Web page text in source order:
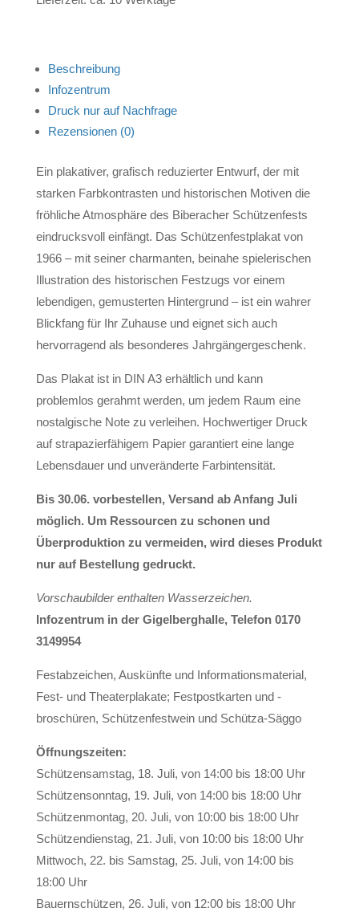
Beschreibung
Infozentrum
Druck nur auf Nachfrage
Rezensionen (0)
Ein plakativer, grafisch reduzierter Entwurf, der mit
starken Farbkontrasten und historischen Motiven die
fröhliche Atmosphäre des Biberacher Schützenfests
eindrucksvoll einfängt. Das Schützenfestplakat von
1966 – mit seiner charmanten, beinahe spielerischen
Illustration des historischen Festzugs vor einem
lebendigen, gemusterten Hintergrund – ist ein wahrer
Blickfang für Ihr Zuhause und eignet sich auch
hervorragend als besonderes Jahrgängergeschenk.
Das Plakat ist in DIN A3 erhältlich und kann
problemlos gerahmt werden, um jedem Raum eine
nostalgische Note zu verleihen. Hochwertiger Druck
auf strapazierfähigem Papier garantiert eine lange
Lebensdauer und unveränderte Farbintensität.
Bis 30.06. vorbestellen, Versand ab Anfang Juli
möglich. Um Ressourcen zu schonen und
Überproduktion zu vermeiden, wird dieses Produkt
nur auf Bestellung gedruckt.
Vorschaubilder enthalten Wasserzeichen.
Infozentrum in der Gigelberghalle, Telefon 0170
3149954
Festabzeichen, Auskünfte und Informationsmaterial,
Fest- und Theaterplakate; Festpostkarten und -
broschüren, Schützenfestwein und Schütza-Säggo
Öffnungszeiten:
Schützensamstag, 18. Juli, von 14:00 bis 18:00 Uhr
Schützensonntag, 19. Juli, von 14:00 bis 18:00 Uhr
Schützenmontag, 20. Juli, von 10:00 bis 18:00 Uhr
Schützendienstag, 21. Juli, von 10:00 bis 18:00 Uhr
Mittwoch, 22. bis Samstag, 25. Juli, von 14:00 bis
18:00 Uhr
Bauernschützen, 26. Juli, von 12:00 bis 18:00 Uhr